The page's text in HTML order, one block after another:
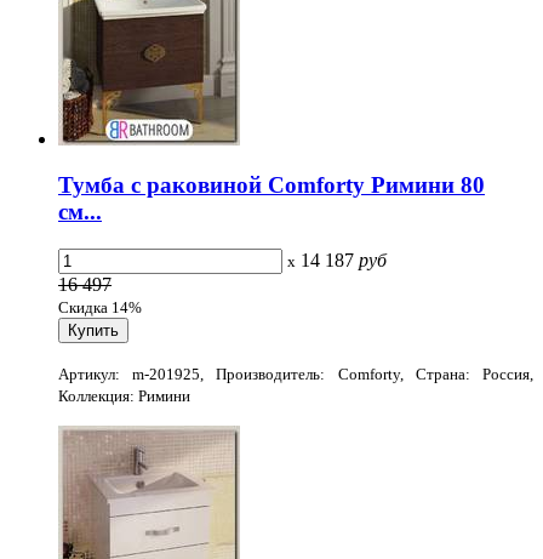
Тумба с раковиной Comforty Римини 80
см...
x 14 187 руб
16 497
Скидка 14%
Артикул: m-201925, Производитель: Comforty, Страна: Россия,
Коллекция: Римини